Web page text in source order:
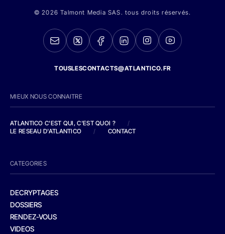
© 2026 Talmont Media SAS. tous droits réservés.
TOUSLESCONTACTS@ATLANTICO.FR
MIEUX NOUS CONNAITRE
ATLANTICO C'EST QUI, C'EST QUOI ?
/
LE RESEAU D'ATLANTICO
/ CONTACT
CATEGORIES
DECRYPTAGES
DOSSIERS
RENDEZ-VOUS
VIDEOS